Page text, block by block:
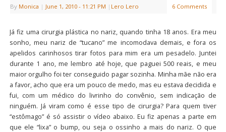
By Monica | June 1, 2010 - 11:21 PM | Lero Lero 6 Comments
Já fiz uma cirurgia plástica no nariz, quando tinha 18 anos. Era meu
sonho, meu nariz de “tucano” me incomodava demais, e fora os
apelidos carinhosos tirar fotos para mim era um pesadelo. Juntei
durante 1 ano, me lembro até hoje, que paguei 500 reais, e meu
maior orgulho foi ter conseguido pagar sozinha. Minha mãe não era
a favor, acho que era um pouco de medo, mas eu estava decidida e
fui, com um médico do livrinho do convênio, sem indicação de
ninguém. Já viram como é esse tipo de cirurgia? Para quem tiver
“estômago” é só assistir o vídeo abaixo. Eu fiz apenas a parte em
que ele “lixa” o bump, ou seja o ossinho a mais do nariz. O que